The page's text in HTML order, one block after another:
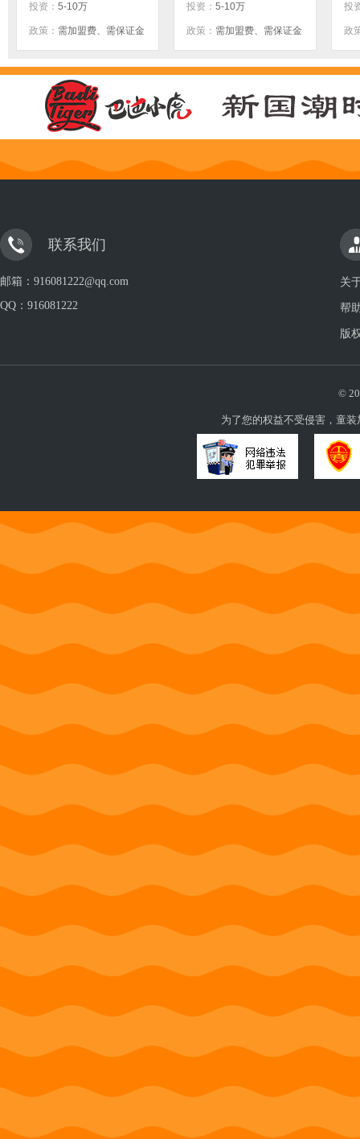
投资： 5-10万
政策： 需加盟费、需保证金
投资： 5-10万
政策： 需加盟费、需保证金
投
政
联系我们
邮箱：916081222@qq.com
QQ： 916081222
关
帮
版
©
为了您的权益不受侵害，童